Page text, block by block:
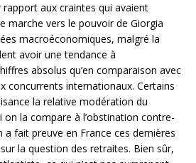
aux craintes qui avaient
marche vers le pouvoir de Giorgia
macroéconomiques, malgré la
avoir une tendance à
absolus qu’en comparaison avec
concurrents internationaux. Certains
la relative modération du
la compare à l’obstination contre-
fait preuve en France ces dernières
la question des retraites. Bien sûr,